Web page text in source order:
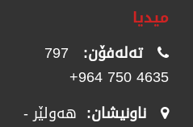
میدیا
تەلەفۆن: 797
4635 750 964+
ناونیشان: هەولێر -